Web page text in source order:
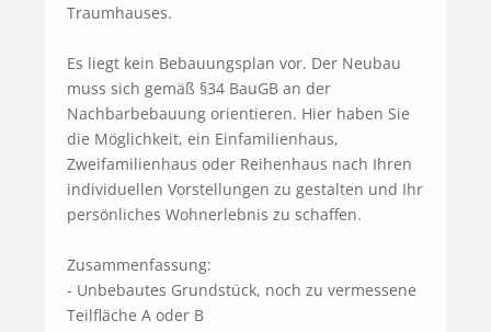
Traumhauses.
Es liegt kein Bebauungsplan vor. Der Neubau
muss sich gemäß §34 BauGB an der
Nachbarbebauung orientieren. Hier haben Sie
die Möglichkeit, ein Einfamilienhaus,
Zweifamilienhaus oder Reihenhaus nach Ihren
individuellen Vorstellungen zu gestalten und Ihr
persönliches Wohnerlebnis zu schaffen.
Zusammenfassung:
- Unbebautes Grundstück, noch zu vermessene
Teilfläche A oder B